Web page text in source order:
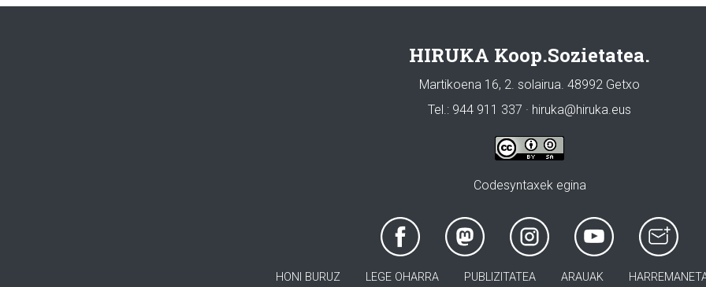
HIRUKA Koop.Sozietatea.
Martikoena 16, 2. solairua. 48992 Getxo
Tel.: 944 911 337 · hiruka@hiruka.eus
Codesyntaxek egina
HONI BURUZ LEGE OHARRA PUBLIZITATEA ARAUAK